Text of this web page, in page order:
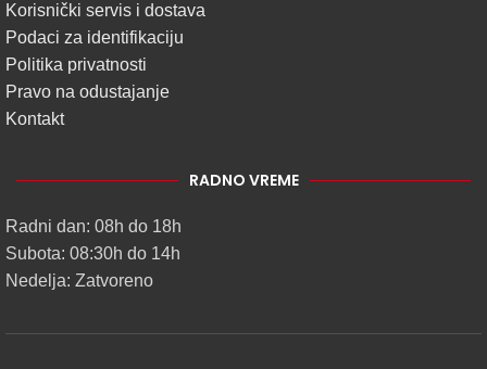
Korisnički servis i dostava
Podaci za identifikaciju
Politika privatnosti
Pravo na odustajanje
Kontakt
RADNO VREME
Radni dan: 08h do 18h
Subota: 08:30h do 14h
Nedelja: Zatvoreno